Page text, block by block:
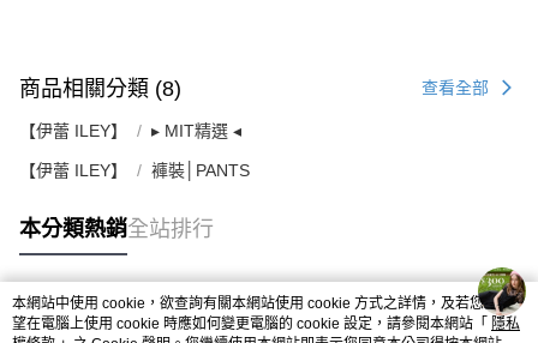
商品相關分類 (8) 查看全部
【伊蕾 ILEY】 ▸ MIT精選 ◂
【伊蕾 ILEY】 褲裝│PANTS
本分類熱銷全站排行
熱門標籤
本網站中使用 cookie，欲查詢有關本網站使用 cookie 方式之詳情，及若您不希
望在電腦上使用 cookie 時應如何變更電腦的 cookie 設定，請參閱本網站「 隱私